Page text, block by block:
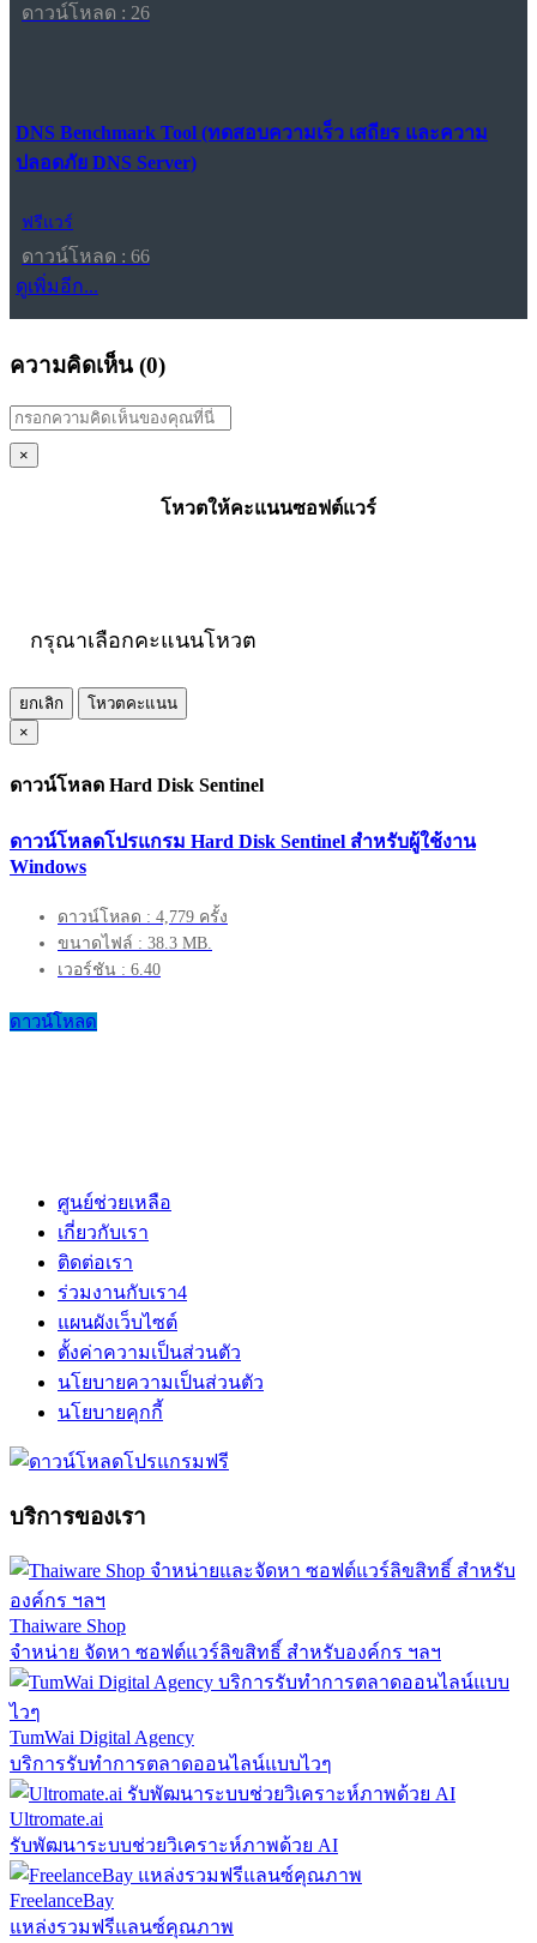
ดาวน์โหลด : 26
DNS Benchmark Tool (ทดสอบความเร็ว เสถียร และความ
ปลอดภัย DNS Server)
ฟรีแวร์
ดาวน์โหลด : 66
ดูเพิ่มอีก...
ความคิดเห็น (0)
×
โหวตให้คะแนนซอฟต์แวร์
กรุณาเลือกคะแนนโหวต
ยกเลิก
โหวตคะแนน
×
ดาวน์โหลด Hard Disk Sentinel
ดาวน์โหลดโปรแกรม Hard Disk Sentinel สำหรับผู้ใช้งาน
Windows
ดาวน์โหลด : 4,779 ครั้ง
ขนาดไฟล์ : 38.3 MB.
เวอร์ชัน : 6.40
ดาวน์โหลด
ศูนย์ช่วยเหลือ
เกี่ยวกับเรา
ติดต่อเรา
ร่วมงานกับเรา4
แผนผังเว็บไซต์
ตั้งค่าความเป็นส่วนตัว
นโยบายความเป็นส่วนตัว
นโยบายคุกกี้
บริการของเรา
Thaiware Shop
จำหน่าย จัดหา ซอฟต์แวร์ลิขสิทธิ์ สำหรับองค์กร ฯลฯ
TumWai Digital Agency
บริการรับทำการตลาดออนไลน์แบบไวๆ
Ultromate.ai
รับพัฒนาระบบช่วยวิเคราะห์ภาพด้วย AI
FreelanceBay
แหล่งรวมฟรีแลนซ์คุณภาพ